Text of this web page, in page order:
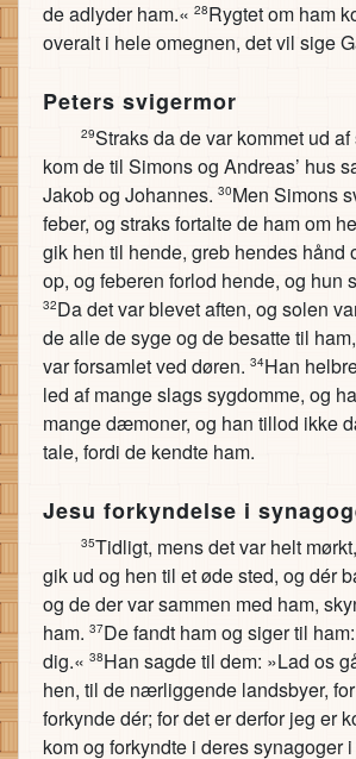
de adlyder ham.« 28Rygtet om ham
overalt i hele omegnen, det vil sige
Peters svigermor
29Straks da de var kommet ud
kom de til Simons og Andreas’ hus
Jakob og Johannes. 30Men Simons
feber, og straks fortalte de ham om
gik hen til hende, greb hendes hånd
op, og feberen forlod hende, og hun
32Da det var blevet aften, og solen
de alle de syge og de besatte til ham,
var forsamlet ved døren. 34Han
led af mange slags sygdomme, og
mange dæmoner, og han tillod ikke
tale, fordi de kendte ham.
Jesu forkyndelse i
35Tidligt, mens det var helt
gik ud og hen til et øde sted, og dér
og de der var sammen med ham,
ham. 37De fandt ham og siger til
dig.« 38Han sagde til dem: »Lad os
hen, til de nærliggende landsbyer,
forkynde dér; for det er derfor jeg er
kom og forkyndte i deres